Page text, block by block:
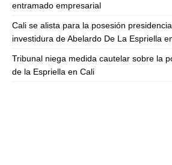
entramado empresarial
Cali se alista para la posesión
investidura de Abelardo De La Espriella
Tribunal niega medida cautelar sobre la
de la Espriella en Cali